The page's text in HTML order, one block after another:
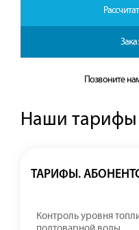
Позвоните
Наши тарифы
ТАРИФЫ.
Контроль уровня